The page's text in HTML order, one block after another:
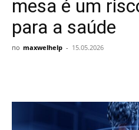
mesa é um
para a saúde
по maxwelhelp - 15.05.2026